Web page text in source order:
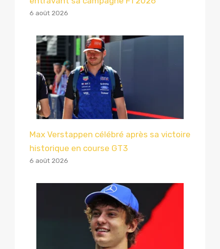
6 août 2026
Max Verstappen célébré après sa victoire
historique en course GT3
6 août 2026